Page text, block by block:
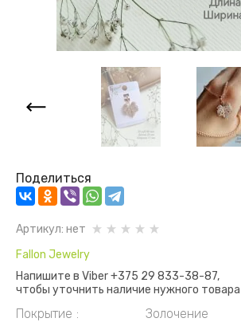
Поделиться
Артикул: нет
Fallon Jewelry
Напишите в Viber +375 29 833-38-87,
чтобы уточнить наличие нужного товара
Покрытие
Золочение